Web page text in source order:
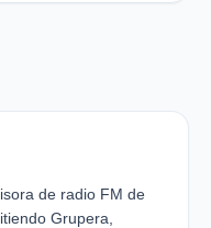
de radio FM de
Grupera,